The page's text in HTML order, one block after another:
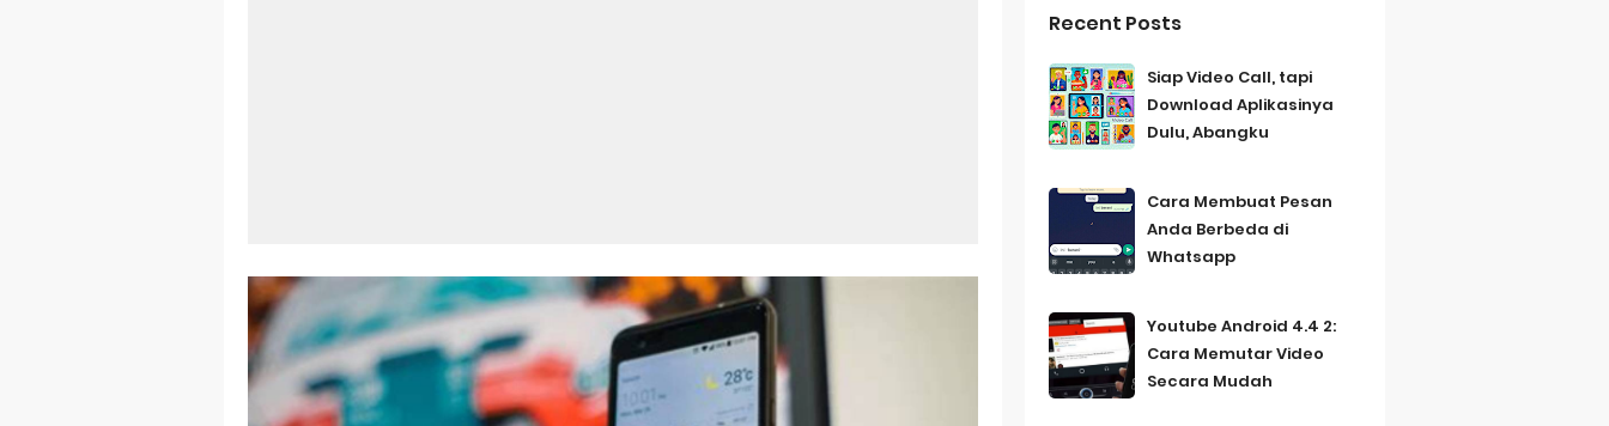
Aplikasi Laptop Windows 10: Solusi Terbaik Untuk Kebutuhan Komputasi Anda
Link Grup Wa Pemersatu Bangsa
Power Window Universal: Solusi Praktis Untuk Kendaraan Anda
Foto Grup Wa: Cara Mudah Membuat Dan Menyimpan Foto Grup Whatsapp
Recent Posts
Siap Video Call, tapi
Download Aplikasinya
Dulu, Abangku
Cara Membuat Pesan
Anda Berbeda di
Whatsapp
Youtube Android 4.4 2:
Cara Memutar Video
Secara Mudah